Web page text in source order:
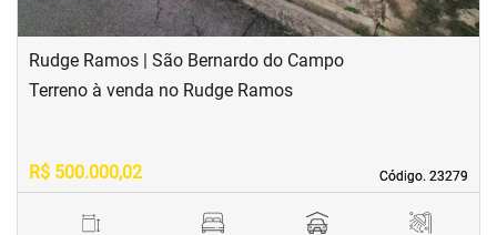
Rudge Ramos | São Bernardo do Campo
Código. 23279
Código. 23279
Terreno à venda no Rudge Ramos
R$ 500.000,02